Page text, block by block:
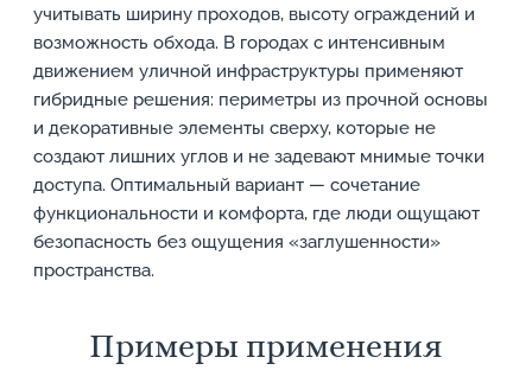
учитывать ширину проходов, высоту ограждений и
возможность обхода. В городах с интенсивным
движением уличной инфраструктуры применяют
гибридные решения: периметры из прочной основы
и декоративные элементы сверху, которые не
создают лишних углов и не задевают мнимые точки
доступа. Оптимальный вариант — сочетание
функциональности и комфорта, где люди ощущают
безопасность без ощущения «заглушенности»
пространства.
Примеры применения